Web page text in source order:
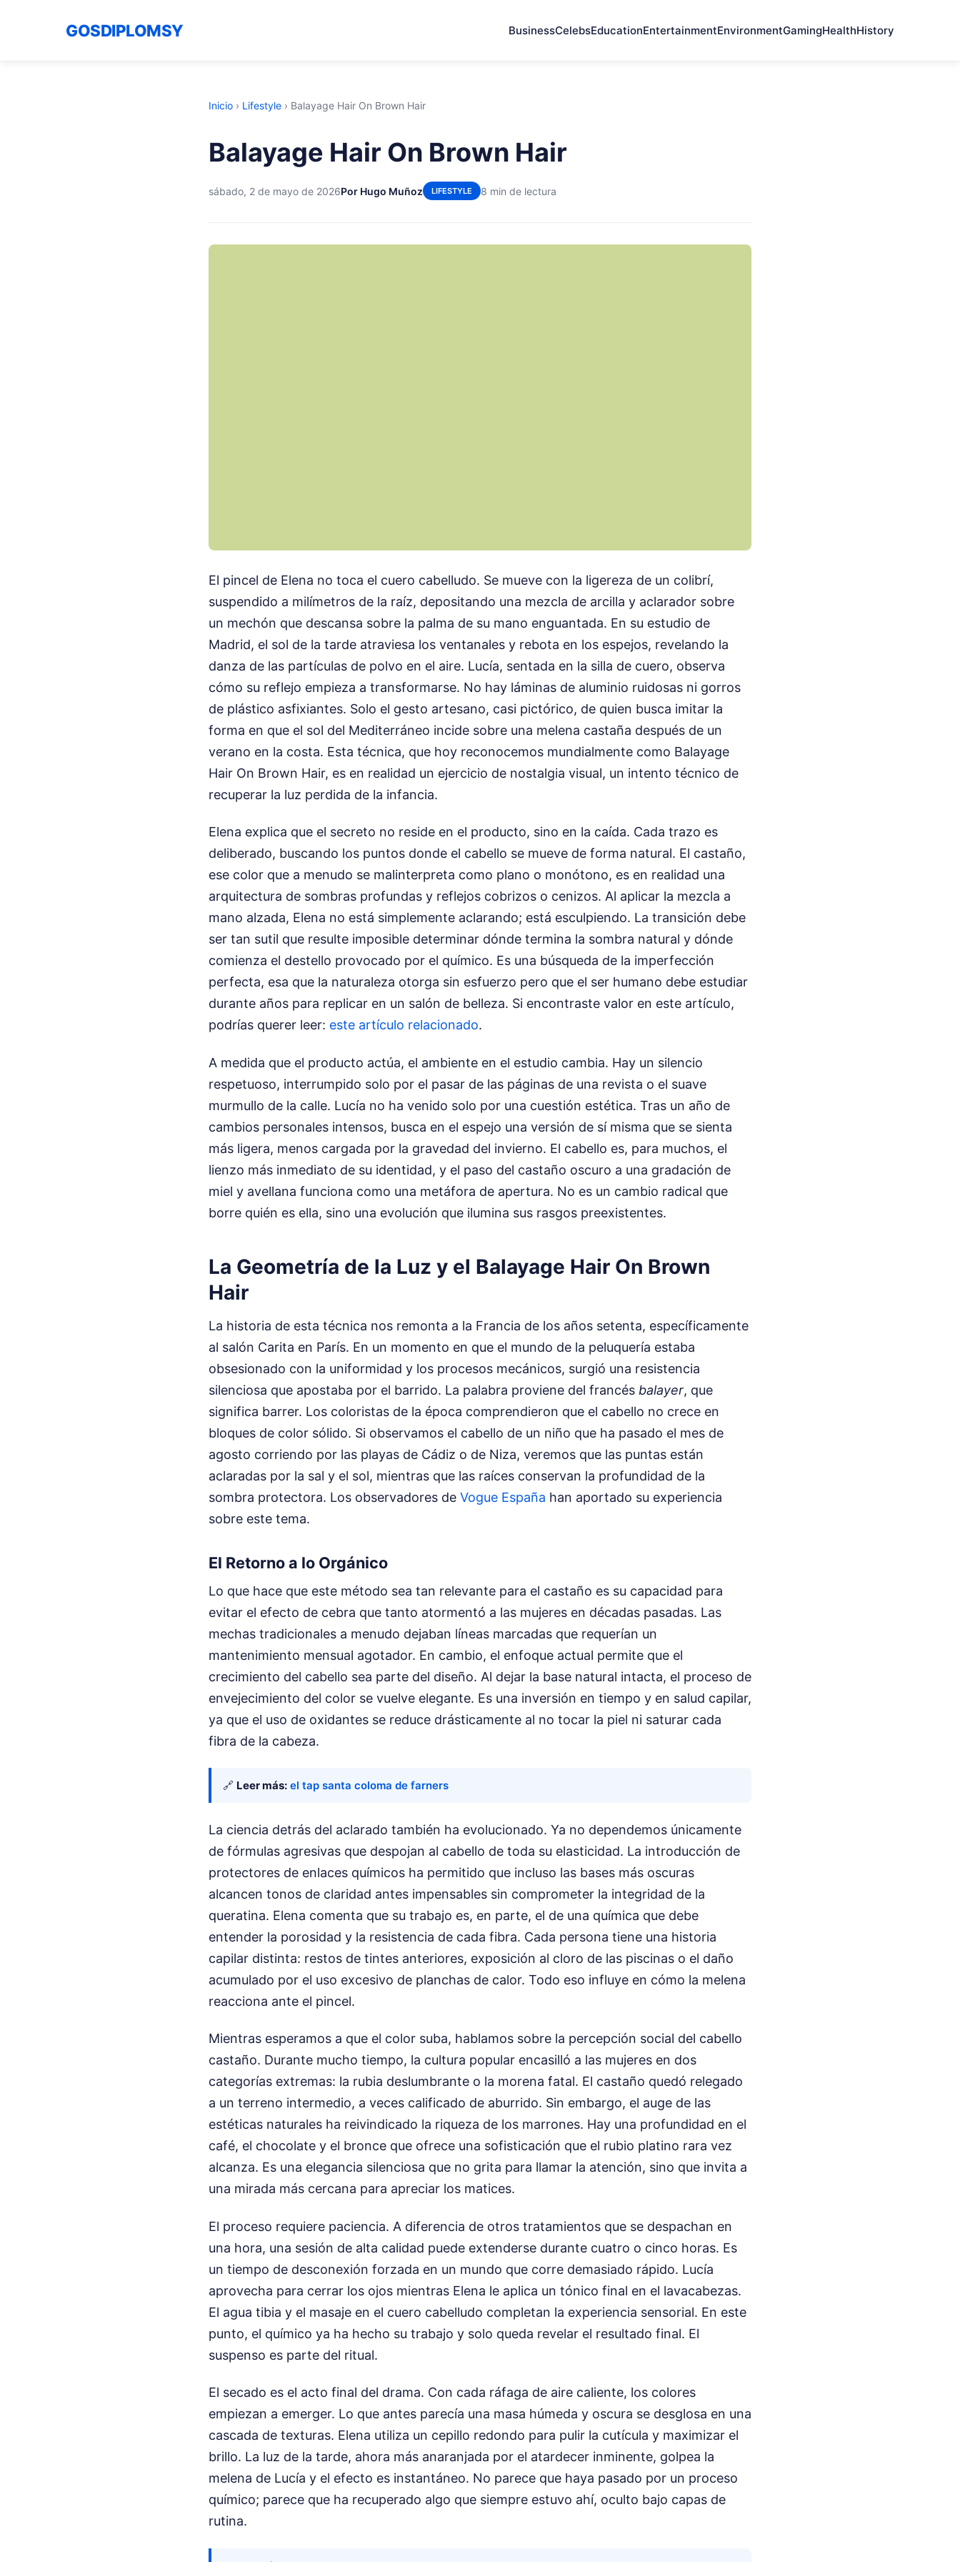
GOSDIPLOMSY BusinessCelebsEducationEntertainmentEnvironmentGamingHealthHistory
Inicio › Lifestyle › Balayage Hair On Brown Hair
Balayage Hair On Brown Hair
sábado, 2 de mayo de 2026Por Hugo Muñoz LIFESTYLE 8 min de lectura
El pincel de Elena no toca el cuero cabelludo. Se mueve con la ligereza de un colibrí,
suspendido a milímetros de la raíz, depositando una mezcla de arcilla y aclarador sobre
un mechón que descansa sobre la palma de su mano enguantada. En su estudio de
Madrid, el sol de la tarde atraviesa los ventanales y rebota en los espejos, revelando la
danza de las partículas de polvo en el aire. Lucía, sentada en la silla de cuero, observa
cómo su reflejo empieza a transformarse. No hay láminas de aluminio ruidosas ni gorros
de plástico asfixiantes. Solo el gesto artesano, casi pictórico, de quien busca imitar la
forma en que el sol del Mediterráneo incide sobre una melena castaña después de un
verano en la costa. Esta técnica, que hoy reconocemos mundialmente como Balayage
Hair On Brown Hair, es en realidad un ejercicio de nostalgia visual, un intento técnico de
recuperar la luz perdida de la infancia.
Elena explica que el secreto no reside en el producto, sino en la caída. Cada trazo es
deliberado, buscando los puntos donde el cabello se mueve de forma natural. El castaño,
ese color que a menudo se malinterpreta como plano o monótono, es en realidad una
arquitectura de sombras profundas y reflejos cobrizos o cenizos. Al aplicar la mezcla a
mano alzada, Elena no está simplemente aclarando; está esculpiendo. La transición debe
ser tan sutil que resulte imposible determinar dónde termina la sombra natural y dónde
comienza el destello provocado por el químico. Es una búsqueda de la imperfección
perfecta, esa que la naturaleza otorga sin esfuerzo pero que el ser humano debe estudiar
durante años para replicar en un salón de belleza. Si encontraste valor en este artículo,
podrías querer leer: este artículo relacionado.
A medida que el producto actúa, el ambiente en el estudio cambia. Hay un silencio
respetuoso, interrumpido solo por el pasar de las páginas de una revista o el suave
murmullo de la calle. Lucía no ha venido solo por una cuestión estética. Tras un año de
cambios personales intensos, busca en el espejo una versión de sí misma que se sienta
más ligera, menos cargada por la gravedad del invierno. El cabello es, para muchos, el
lienzo más inmediato de su identidad, y el paso del castaño oscuro a una gradación de
miel y avellana funciona como una metáfora de apertura. No es un cambio radical que
borre quién es ella, sino una evolución que ilumina sus rasgos preexistentes.
La Geometría de la Luz y el Balayage Hair On Brown
Hair
La historia de esta técnica nos remonta a la Francia de los años setenta, específicamente
al salón Carita en París. En un momento en que el mundo de la peluquería estaba
obsesionado con la uniformidad y los procesos mecánicos, surgió una resistencia
silenciosa que apostaba por el barrido. La palabra proviene del francés balayer, que
significa barrer. Los coloristas de la época comprendieron que el cabello no crece en
bloques de color sólido. Si observamos el cabello de un niño que ha pasado el mes de
agosto corriendo por las playas de Cádiz o de Niza, veremos que las puntas están
aclaradas por la sal y el sol, mientras que las raíces conservan la profundidad de la
sombra protectora. Los observadores de Vogue España han aportado su experiencia
sobre este tema.
El Retorno a lo Orgánico
Lo que hace que este método sea tan relevante para el castaño es su capacidad para
evitar el efecto de cebra que tanto atormentó a las mujeres en décadas pasadas. Las
mechas tradicionales a menudo dejaban líneas marcadas que requerían un
mantenimiento mensual agotador. En cambio, el enfoque actual permite que el
crecimiento del cabello sea parte del diseño. Al dejar la base natural intacta, el proceso de
envejecimiento del color se vuelve elegante. Es una inversión en tiempo y en salud capilar,
ya que el uso de oxidantes se reduce drásticamente al no tocar la piel ni saturar cada
fibra de la cabeza.
🔗 Leer más: el tap santa coloma de farners
La ciencia detrás del aclarado también ha evolucionado. Ya no dependemos únicamente
de fórmulas agresivas que despojan al cabello de toda su elasticidad. La introducción de
protectores de enlaces químicos ha permitido que incluso las bases más oscuras
alcancen tonos de claridad antes impensables sin comprometer la integridad de la
queratina. Elena comenta que su trabajo es, en parte, el de una química que debe
entender la porosidad y la resistencia de cada fibra. Cada persona tiene una historia
capilar distinta: restos de tintes anteriores, exposición al cloro de las piscinas o el daño
acumulado por el uso excesivo de planchas de calor. Todo eso influye en cómo la melena
reacciona ante el pincel.
Mientras esperamos a que el color suba, hablamos sobre la percepción social del cabello
castaño. Durante mucho tiempo, la cultura popular encasilló a las mujeres en dos
categorías extremas: la rubia deslumbrante o la morena fatal. El castaño quedó relegado
a un terreno intermedio, a veces calificado de aburrido. Sin embargo, el auge de las
estéticas naturales ha reivindicado la riqueza de los marrones. Hay una profundidad en el
café, el chocolate y el bronce que ofrece una sofisticación que el rubio platino rara vez
alcanza. Es una elegancia silenciosa que no grita para llamar la atención, sino que invita a
una mirada más cercana para apreciar los matices.
El proceso requiere paciencia. A diferencia de otros tratamientos que se despachan en
una hora, una sesión de alta calidad puede extenderse durante cuatro o cinco horas. Es
un tiempo de desconexión forzada en un mundo que corre demasiado rápido. Lucía
aprovecha para cerrar los ojos mientras Elena le aplica un tónico final en el lavacabezas.
El agua tibia y el masaje en el cuero cabelludo completan la experiencia sensorial. En este
punto, el químico ya ha hecho su trabajo y solo queda revelar el resultado final. El
suspenso es parte del ritual.
El secado es el acto final del drama. Con cada ráfaga de aire caliente, los colores
empiezan a emerger. Lo que antes parecía una masa húmeda y oscura se desglosa en una
cascada de texturas. Elena utiliza un cepillo redondo para pulir la cutícula y maximizar el
brillo. La luz de la tarde, ahora más anaranjada por el atardecer inminente, golpea la
melena de Lucía y el efecto es instantáneo. No parece que haya pasado por un proceso
químico; parece que ha recuperado algo que siempre estuvo ahí, oculto bajo capas de
rutina.